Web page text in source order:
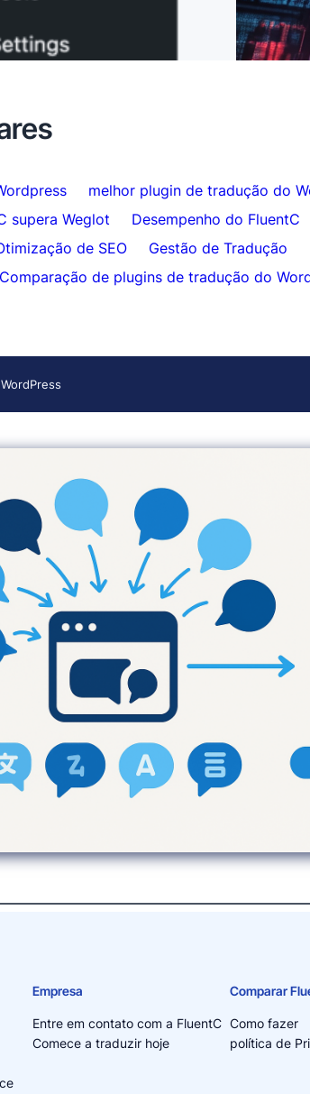
5 Minutos
melhor plugin de tradução do
supera Weglot Desempenho do FluentC
de SEO
Gestão de Tradução
Comparação de plugins de tradução do
Empresa
Entre em contato com a FluentC
Comece a traduzir hoje
Comparar
Como fazer
política de